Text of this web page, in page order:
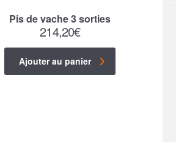
Pis de vache 3 sorties
214,20€
Ajouter au panier